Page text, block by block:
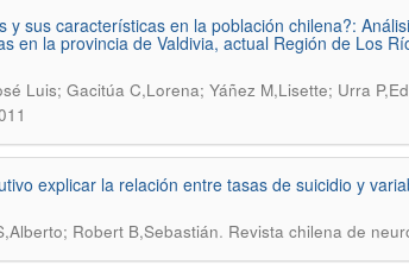
sus características en la población chilena?:
en la provincia de Valdivia, actual Región de Los
Luis; Gacitúa C,Lorena; Yáñez M,Lisette; Urra
explicar la relación entre tasas de suicidio y
Robert B,Sebastián. Revista chilena de